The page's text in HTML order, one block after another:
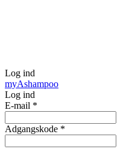
Log ind
myAshampoo
Log ind
E-mail *
Adgangskode *